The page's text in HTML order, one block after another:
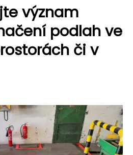
význam
podlah ve
či v